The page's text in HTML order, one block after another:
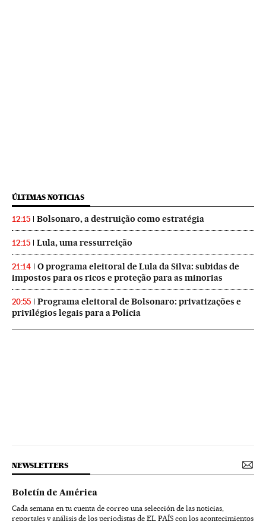
ÚLTIMAS NOTICIAS
12:15 Bolsonaro, a destruição como estratégia
12:15 Lula, uma ressurreição
21:14
O programa eleitoral de Lula da Silva: subidas de
impostos para os ricos e proteção para as minorias
20:55
Programa eleitoral de Bolsonaro: privatizações e
privilégios legais para a Polícia
NEWSLETTERS
Boletín de América
Cada semana en tu cuenta de correo una selección de las noticias,
reportajes y análisis de los periodistas de EL PAÍS con los acontecimientos